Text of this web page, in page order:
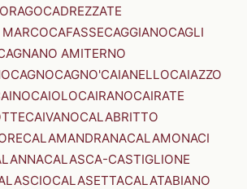
CADREZZATE
CAFASSECAGGIANOCAGLI
AMITERNO
CAGNOCAGNO'CAIANELLOCAIAZZO
CAIOLOCAIRANOCAIRATE
CAIVANOCALABRITTO
CALAMANDRANACALAMONACI
CALASCA-CASTIGLIONE
CALASETTACALATABIANO